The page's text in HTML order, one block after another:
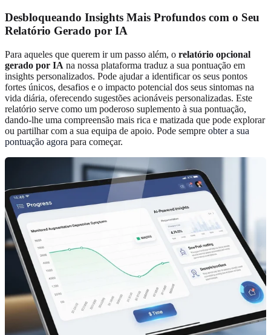
Desbloqueando Insights Mais Profundos com o Seu
Relatório Gerado por IA
Para aqueles que querem ir um passo além, o relatório opcional
gerado por IA na nossa plataforma traduz a sua pontuação em
insights personalizados. Pode ajudar a identificar os seus pontos
fortes únicos, desafios e o impacto potencial dos seus sintomas na
vida diária, oferecendo sugestões acionáveis personalizadas. Este
relatório serve como um poderoso suplemento à sua pontuação,
dando-lhe uma compreensão mais rica e matizada que pode explorar
ou partilhar com a sua equipa de apoio. Pode sempre obter a sua
pontuação agora para começar.